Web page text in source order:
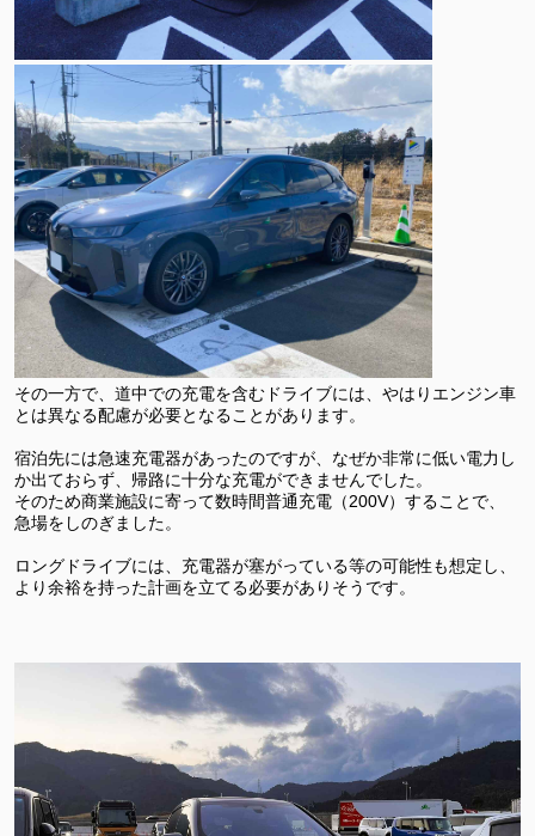
その一方で、道中での充電を含むドライブには、やはりエンジン車
とは異なる配慮が必要となることがあります。
宿泊先には急速充電器があったのですが、なぜか非常に低い電力し
か出ておらず、帰路に十分な充電ができませんでした。
そのため商業施設に寄って数時間普通充電（200V）することで、
急場をしのぎました。
ロングドライブには、充電器が塞がっている等の可能性も想定し、
より余裕を持った計画を立てる必要がありそうです。